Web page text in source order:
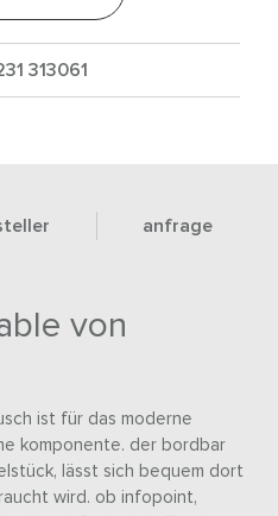
313061
anfrage
von
ist für das moderne
komponente. der bordbar
lässt sich bequem dort
wird. ob infopoint,